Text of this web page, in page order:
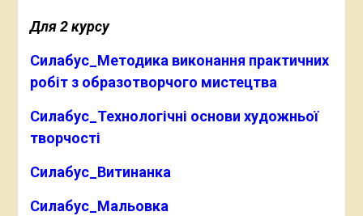
Для 2 курсу
Силабус_Методика виконання практичних
робіт з образотворчого мистецтва
Силабус_Технологічні основи художньої
творчості
Силабус_Витинанка
Силабус_Мальовка